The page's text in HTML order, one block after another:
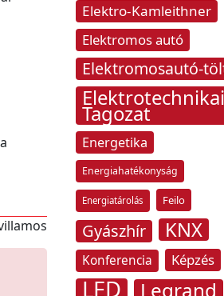
Elektro-Kamleithner
Elektromos autó
Elektromosautó-
Elektrotechnikai
Tagozat
Energetika
Energiahatékonyság
Energiatárolás Feilo
Gyászhír KNX
Konferencia Képzés
LED Legrand